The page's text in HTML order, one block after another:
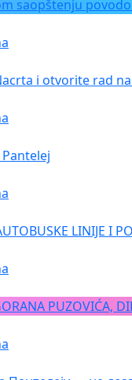
saopštenju
i otvorite rad
LINIJE I
PUZOVIĆA,